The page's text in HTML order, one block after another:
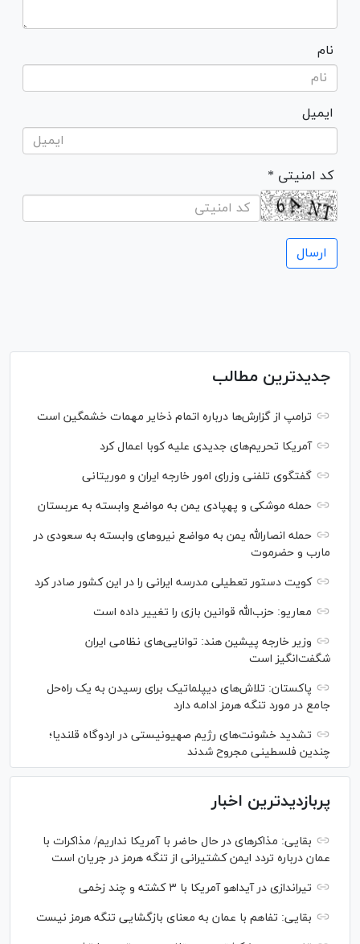
نام
ایمیل
* کد امنیتی
جدیدترین مطالب
ترامپ از گزارش‌ها درباره اتمام ذخایر مهمات خشمگین است
آمریکا تحریم‌های جدیدی علیه کوبا اعمال کرد
گفتگوی تلفنی وزرای امور خارجه ایران و موریتانی
حمله موشکی و پهپادی یمن به مواضع وابسته به عربستان
حمله انصارالله یمن به مواضع نیرو‌های وابسته به سعودی در
مارب و حضرموت
کویت دستور تعطیلی مدرسه ایرانی را در این کشور صادر کرد
معاریو: حزب‌الله قوانین بازی را تغییر داده است
وزیر خارجه پیشین هند: توانایی‌های نظامی ایران
شگفت‌انگیز است
پاکستان: تلاش‌های دیپلماتیک برای رسیدن به یک راه‌حل
جامع در مورد تنگه هرمز ادامه دارد
تشدید خشونت‌های رژیم صهیونیستی در اردوگاه قلندیا؛
چندین فلسطینی مجروح شدند
پربازدیدترین اخبار
بقایی: مذاکره‎ای در حال حاضر با آمریکا نداریم/ مذاکرات با
عمان درباره تردد ایمن کشتیرانی از تنگه هرمز در جریان است
تیراندازی در آیداهو آمریکا با ۳ کشته و چند زخمی
بقایی: تفاهم با عمان به معنای بازگشایی تنگه هرمز نیست